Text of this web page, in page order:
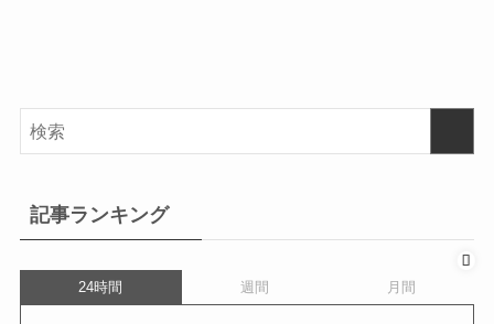
記事ランキング
24時間 週間 月間